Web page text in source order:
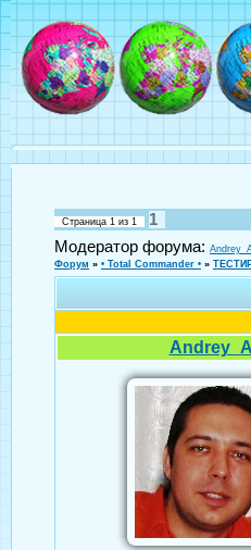
Страница 1 из 1
1
Модератор форума:
Форум » • Total Commander • »
Andrey_A